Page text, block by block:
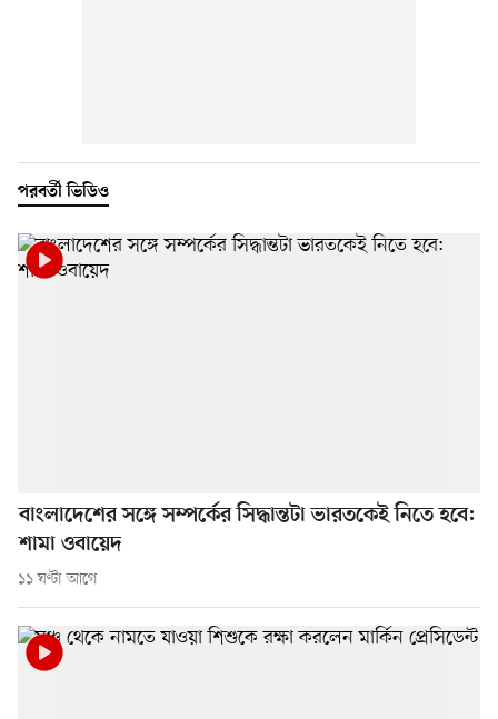
পরবর্তী ভিডিও
বাংলাদেশের সঙ্গে সম্পর্কের সিদ্ধান্তটা ভারতকেই নিতে হবে:
শামা ওবায়েদ
১১ ঘণ্টা আগে